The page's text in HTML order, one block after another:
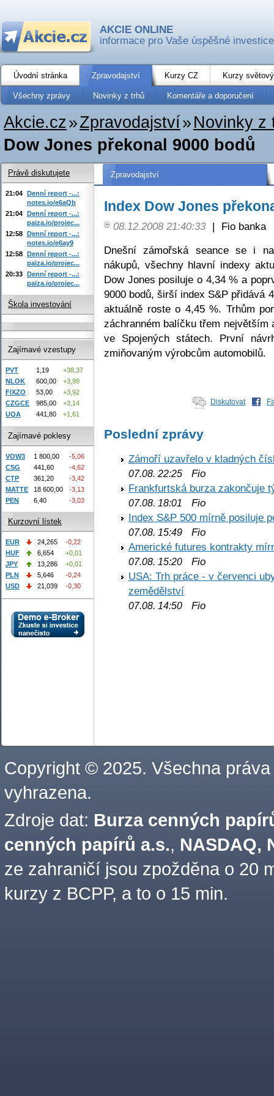
AKCIE ONLINE
informace pro Vaše úspěšné investice
Úvodní stránka Zpravodajství Kurzy CZ Kurzy
Všechny zprávy Novinky z trhů Komentáře a doporučení
Akcie.cz»Zpravodajství» Novinky z
Dow Jones překonal 9000 bodů
Zpravodajství
Index Dow Jones
08.12.2008 21:40:33 |
Fio banka
Dnešní zámořská seance se i
nákupů, všechny hlavní indexy
Dow Jones posiluje o 4,34 % a
9000 bodů, širší index S&P přidává
aktuálně roste o 4,45 %. Trhům
záchranném balíčku třem největším
ve Spojených státech. První
zmiňovaným výrobcům automobilů.
Diskutovat
Poslední zprávy
Zámoří uzavřelo v kladných
07.08. 22:25 Fio
Frankfurtská burza zakončuje
07.08. 18:01
Fio
Index S&P 500 mírně posiluje
07.08. 15:49 Fio
Americké futures kontrakty
07.08. 15:20 Fio
USA: Trh práce - v červenci
zemědělství
07.08. 14:50 Fio
Právě diskutujete
21:04 Denní report -...:
notes.io/e6aQb
21:04 Denní report -...:
paiza.io/projec...
12:58 Denní report -...:
notes.io/e6ay9
12:58 Denní report -...:
paiza.io/projec...
20:33 Denní report -...:
paiza.io/projec...
Škola investování
Zajímavé vzestupy
PVT 1,19
+38,37
NLOK
600,00
+3,99
FIXZO
53,00
+3,92
CZGCE
985,00
+3,14
UQA
441,80 +1,61
Zajímavé poklesy
VOW3 1 800,00
-5,06
CSG
441,60
-4,62
CTP
361,20
-3,42
MATTE
18 600,00
-3,13
PEN
6,40 -3,03
Kurzovní lístek
EUR 24,265
-0,22
HUF
6,654
+0,01
JPY
13,286
+0,01
PLN
5,646
-0,24
USD
21,039 -0,30
Copyright © 2025. Všechna práva
vyhrazena.
Zdroje dat: Burza cenných
cenných papírů a.s., NASDAQ,
ze zahraničí jsou zpožděna o 20
kurzy z BCPP, a to o 15 min.